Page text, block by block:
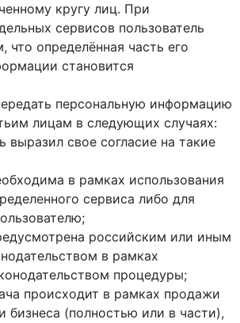
кругу лиц. При
сервисов пользователь
что определённая часть его
становится
персональную информацию
лицам в следующих случаях:
выразил свое согласие на такие
в рамках использования
сервиса либо для
российским или иным
в рамках
процедуры;
происходит в рамках продажи
бизнеса (полностью или в части),